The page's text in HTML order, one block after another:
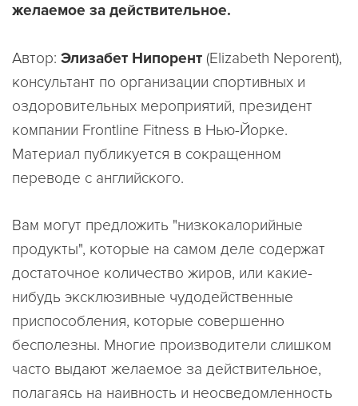
желаемое за действительное.
Автор: Элизабет Нипорент (Elizabeth Neporent),
консультант по организации спортивных и
оздоровительных мероприятий, президент
компании Frontline Fitness в Нью-Йорке.
Материал публикуется в сокращенном
переводе с английского.
Вам могут предложить "низкокалорийные
продукты", которые на самом деле содержат
достаточное количество жиров, или какие-
нибудь эксклюзивные чудодейственные
приспособления, которые совершенно
бесполезны. Многие производители слишком
часто выдают желаемое за действительное,
полагаясь на наивность и неосведомленность